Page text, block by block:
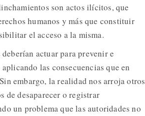
son actos ilícitos, que
humanos y más que constituir
el acceso a la misma.
actuar para prevenir e
las consecuencias que en
embargo, la realidad nos arroja otros
de desaparecer o registrar
un problema que las autoridades no